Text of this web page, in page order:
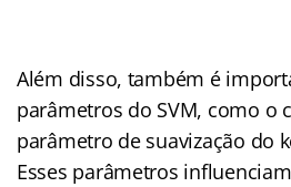
Além disso, também é
parâmetros do SVM, como o
parâmetro de suavização do
Esses parâmetros